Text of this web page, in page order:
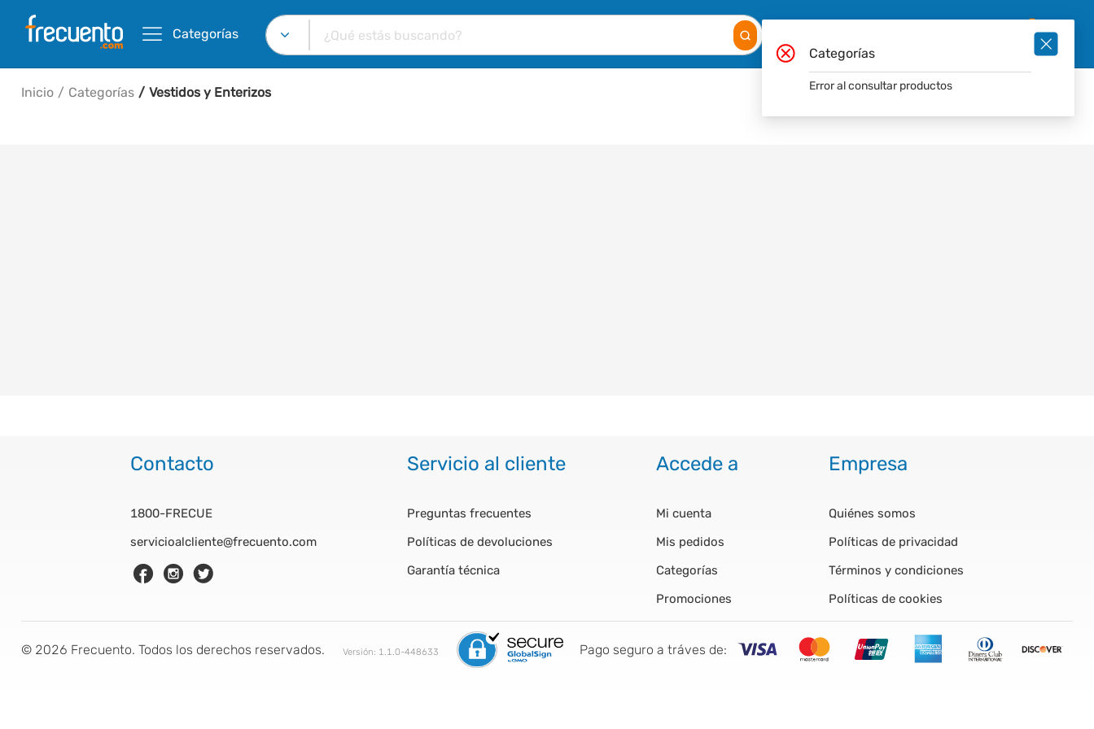
Categorías
Inicio Categorías Vestidos y Enterizos
Contacto
1800-FRECUE
servicioalcliente@frecuento.com
Servicio al cliente
Preguntas frecuentes
Políticas de devoluciones
Garantía técnica
Accede a
Mi cuenta
Mis pedidos
Categorías
Promociones
Empresa
Quiénes somos
Políticas de privacidad
Términos y condiciones
Políticas de cookies
© 2026 Frecuento. Todos los derechos reservados. Versión: 1.1.0-448633 Pago seguro a tráves de:
Categorías
Error al consultar productos